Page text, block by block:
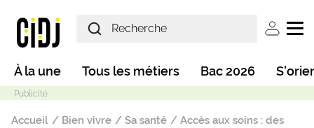
User
Main navigation
À la une Tous les métiers Bac 2026
Fil d'Ariane
Accueil Bien vivre Sa santé
Accès aux soins : des